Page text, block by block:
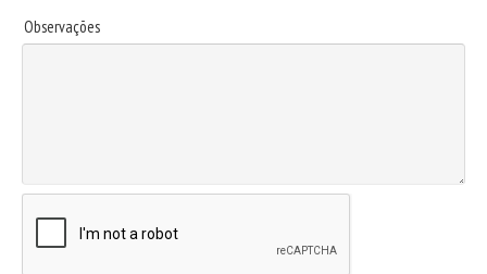
Observações